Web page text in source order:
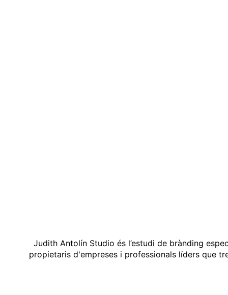
Judith Antolín Studio és l’estudi de brànding
propietaris d'empreses i professionals líders que